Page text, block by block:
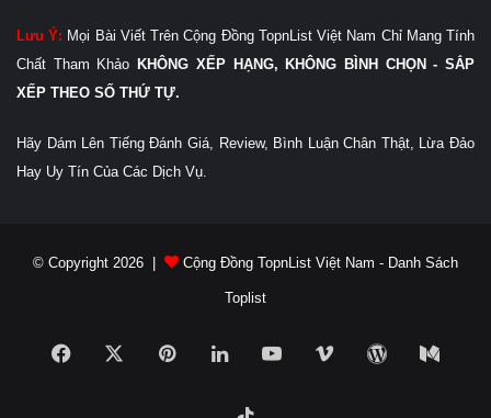
Lưu Ý: Mọi Bài Viết Trên Cộng Đồng TopnList Việt Nam Chỉ Mang Tính
Chất Tham KhảoKHÔNG XẾP HẠNG, KHÔNG BÌNH CHỌN - SẮP
XẾP THEO SỐ THỨ TỰ.
Hãy Dám Lên Tiếng Đánh Giá, Review, Bình Luận Chân Thật, Lừa Đảo
Hay Uy Tín Của Các Dịch Vụ.
© Copyright 2026 | Cộng Đồng TopnList Việt Nam - Danh Sách
Toplist
Facebook PinterestLinkedInYouTubeVimeo WordPress